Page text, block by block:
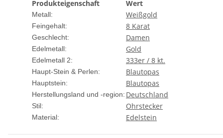
Produkteigenschaft
Wert
Metall: Weißgold
Feingehalt: 8 Karat
Geschlecht: Damen
Edelmetall: Gold
Edelmetall 2: 333er / 8 kt.
Haupt-Stein & Perlen: Blautopas
Hauptstein: Blautopas
Herstellungsland und -region: Deutschland
Stil: Ohrstecker
Material: Edelstein